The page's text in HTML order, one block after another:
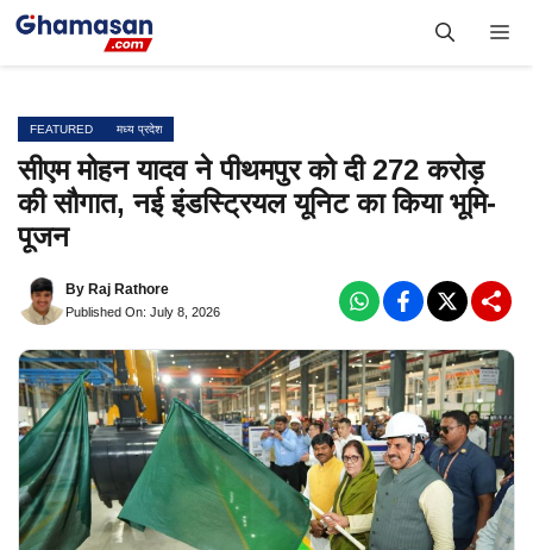
Skip
FEATURED मध्य प्रदेश
सीएम मोहन यादव ने पीथमपुर को दी 272 करोड़
की सौगात, नई इंडस्ट्रियल यूनिट का किया भूमि-
पूजन
By Raj Rathore
Published On: July 8, 2026